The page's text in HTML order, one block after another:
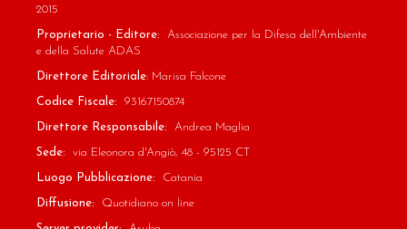
2015
Proprietario - Editore: Associazione per la Difesa dell'Ambiente
e della Salute ADAS
Direttore Editoriale: Marisa Falcone
Codice Fiscale: 93167150874
Direttore Responsabile: Andrea Maglia
Sede: via Eleonora d'Angiò, 48 - 95125 CT
Luogo Pubblicazione: Catania
Diffusione: Quotidiano on line